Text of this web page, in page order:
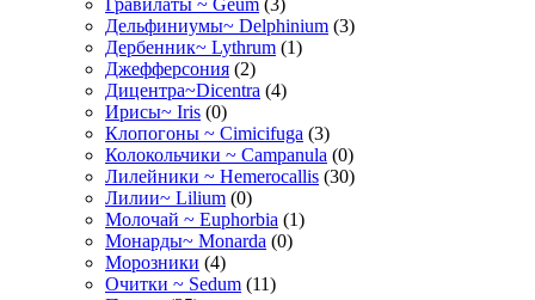
Гравилаты ~ Geum (3)
Дельфиниумы~ Delphinium (3)
Дербенник~ Lythrum (1)
Джефферсония (2)
Дицентра~Dicentra (4)
Ирисы~ Iris (0)
Клопогоны ~ Cimicifuga (3)
Колокольчики ~ Campanula (0)
Лилейники ~ Hemerocallis (30)
Лилии~ Lilium (0)
Молочай ~ Euphorbia (1)
Монарды~ Monarda (0)
Морозники (4)
Очитки ~ Sedum (11)